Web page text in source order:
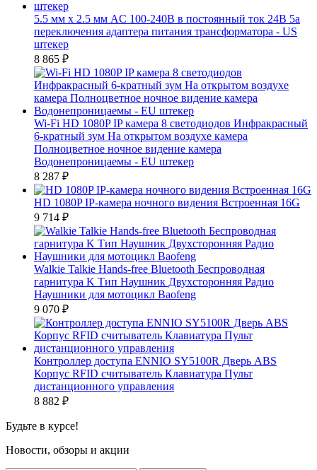
5.5 мм х 2.5 мм AC 100-240В в постоянный ток 24В 5а
переключения адаптера питания трансформатора - US
штекер
8 865 ₽
Wi-Fi HD 1080P IP камера 8 светодиодов Инфракрасный
6-кратный зум На открытом воздухе камера
Полноцветное ночное видение камера
Водонепроницаемы - EU штекер
8 287 ₽
HD 1080P IP-камера ночного видения Встроенная 16G
9 714 ₽
Walkie Talkie Hands-free Bluetooth Беспроводная
гарнитура K Тип Наушник Двухсторонняя Радио
Наушники для мотоцикл Baofeng
9 070 ₽
Контроллер доступа ENNIO SY5100R Дверь ABS
Корпус RFID считыватель Клавиатура Пульт
дистанционного управления
8 882 ₽
Будьте в курсе!
Новости, обзоры и акции